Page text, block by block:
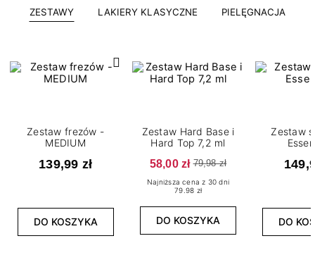
ZESTAWY LAKIERY KLASYCZNE PIELĘGNACJA
Zestaw frezów -
MEDIUM
139,99 zł
DO KOSZYKA
Zestaw Hard Base i
Hard Top 7,2 ml
58,00 zł 79,98 zł
Najniższa cena z 30 dni
79.98 zł
DO KOSZYKA
Zestaw
DO